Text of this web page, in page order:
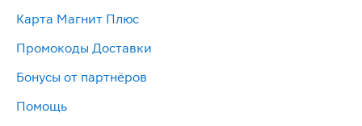
Карта Магнит Плюс
Промокоды Доставки
Бонусы от партнёров
Помощь